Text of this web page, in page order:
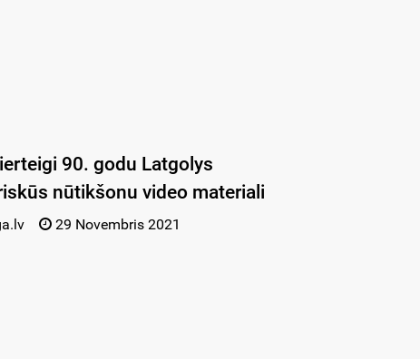
90. godu Latgolys
nūtikšonu video materiali
29 Novembris 2021